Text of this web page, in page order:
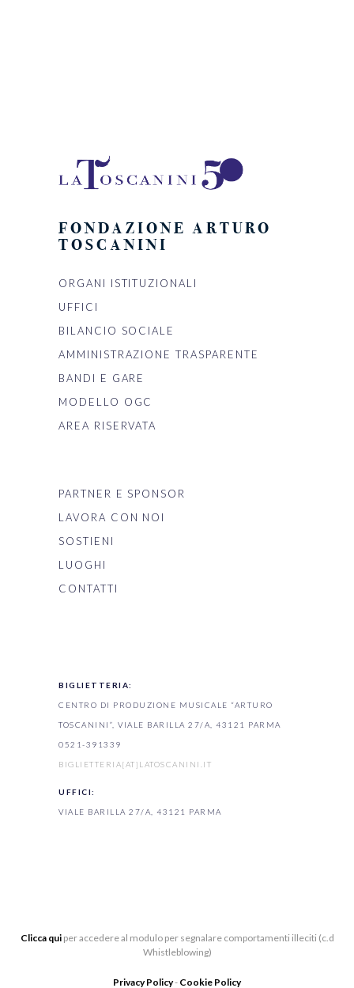
FONDAZIONE ARTURO
TOSCANINI
ORGANI ISTITUZIONALI
UFFICI
BILANCIO SOCIALE
AMMINISTRAZIONE TRASPARENTE
BANDI E GARE
MODELLO OGC
AREA RISERVATA
PARTNER E SPONSOR
LAVORA CON NOI
SOSTIENI
LUOGHI
CONTATTI
BIGLIETTERIA:
CENTRO DI PRODUZIONE MUSICALE “ARTURO
TOSCANINI”, VIALE BARILLA 27/A, 43121 PARMA
0521-391339
BIGLIETTERIA[AT]LATOSCANINI.IT
UFFICI:
VIALE BARILLA 27/A, 43121 PARMA
Clicca quiper accedere al modulo per segnalare comportamenti illeciti (c.d
Whistleblowing)
Privacy Policy- Cookie Policy